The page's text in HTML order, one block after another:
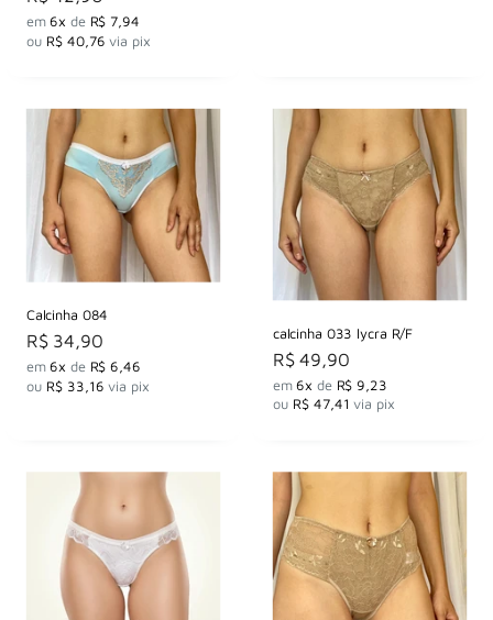
por
em6x de R$ 7,94
ou R$ 40,76 via pix
Calcinha 084
Preço
por
R$ 34,90
em6x de R$ 6,46
ou R$ 33,16 via pix
calcinha 033 lycra R/F
Preço
por
R$ 49,90
em6x de R$ 9,23
ou R$ 47,41 via pix